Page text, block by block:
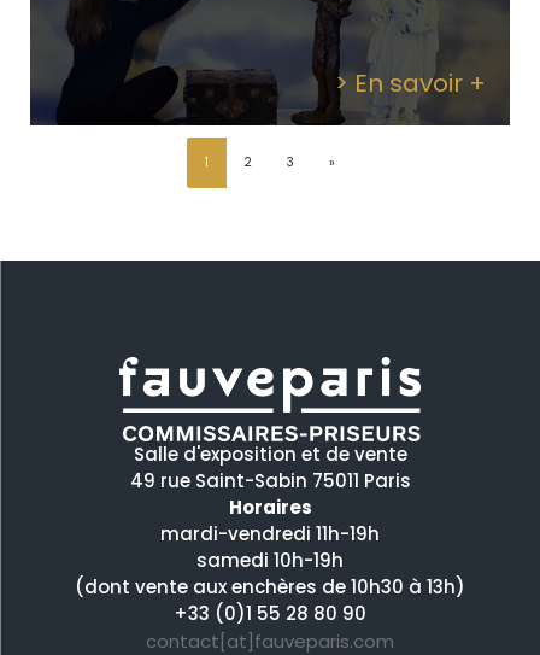
> En savoir +
1 2 3 »
Salle d'exposition et de vente
49 rue Saint-Sabin 75011 Paris
Horaires
mardi-vendredi 11h-19h
samedi 10h-19h
(dont vente aux enchères de 10h30 à 13h)
+33 (0)1 55 28 80 90
contact[at]fauveparis.com